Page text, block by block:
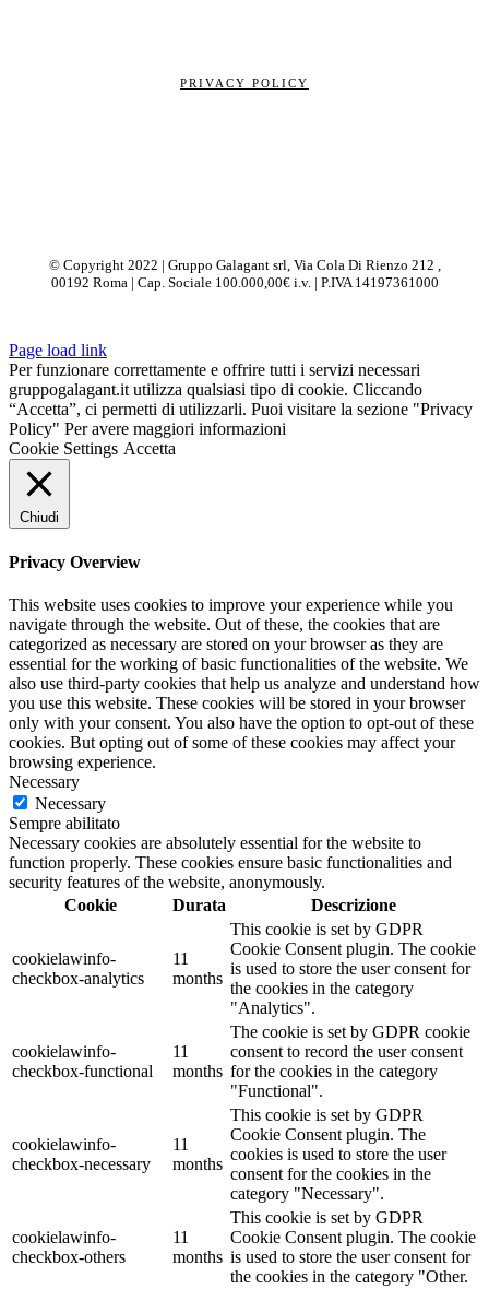
PRIVACY POLICY
© Copyright 2022 | Gruppo Galagant srl, Via Cola Di Rienzo 212 ,
00192 Roma | Cap. Sociale 100.000,00€ i.v. | P.IVA 14197361000
Page load link
Per funzionare correttamente e offrire tutti i servizi necessari
gruppogalagant.it utilizza qualsiasi tipo di cookie. Cliccando
“Accetta”, ci permetti di utilizzarli. Puoi visitare la sezione "Privacy
Policy" Per avere maggiori informazioni
Cookie Settings Accetta
Chiudi
Privacy Overview
This website uses cookies to improve your experience while you
navigate through the website. Out of these, the cookies that are
categorized as necessary are stored on your browser as they are
essential for the working of basic functionalities of the website. We
also use third-party cookies that help us analyze and understand how
you use this website. These cookies will be stored in your browser
only with your consent. You also have the option to opt-out of these
cookies. But opting out of some of these cookies may affect your
browsing experience.
Necessary
Necessary
Sempre abilitato
Necessary cookies are absolutely essential for the website to
function properly. These cookies ensure basic functionalities and
security features of the website, anonymously.
Cookie
Durata Descrizione
cookielawinfo-
checkbox-analytics
11
months
This cookie is set by GDPR
Cookie Consent plugin. The cookie
is used to store the user consent for
the cookies in the category
"Analytics".
cookielawinfo-
checkbox-functional
11
months
The cookie is set by GDPR cookie
consent to record the user consent
for the cookies in the category
"Functional".
cookielawinfo-
checkbox-necessary
11
months
This cookie is set by GDPR
Cookie Consent plugin. The
cookies is used to store the user
consent for the cookies in the
category "Necessary".
cookielawinfo-
checkbox-others
11
months
This cookie is set by GDPR
Cookie Consent plugin. The cookie
is used to store the user consent for
the cookies in the category "Other.